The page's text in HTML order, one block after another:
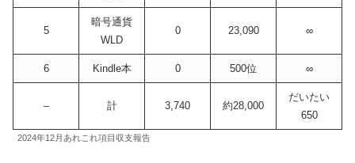
5
暗号通貨
WLD
0 23,090 ∞
6 Kindle本 0 500位 ∞
– 計 3,740 約28,000
だいたい
650
2024年12月あれこれ項目収支報告